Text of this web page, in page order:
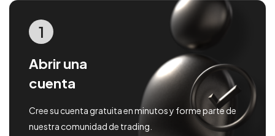
1
Abrir una
cuenta
Cree su cuenta gratuita en minutos y forme parte de
nuestra comunidad de trading.